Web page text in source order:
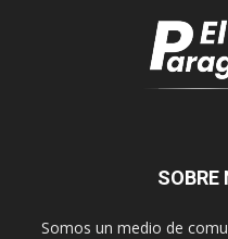
SOBRE
Somos un medio de